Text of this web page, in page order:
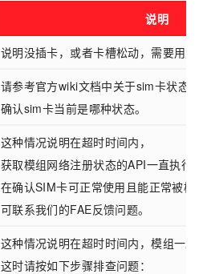
说明
说明没插卡，或者卡槽松动，需要用户
请参考官方wiki文档中关于sim卡状态值
确认sim卡当前是哪种状态。
这种情况说明在超时时间内，
获取模组网络注册状态的API一直执行
在确认SIM卡可正常使用且能正常被模
可联系我们的FAE反馈问题。
这种情况说明在超时时间内，模组一直
这时请按如下步骤排查问题：